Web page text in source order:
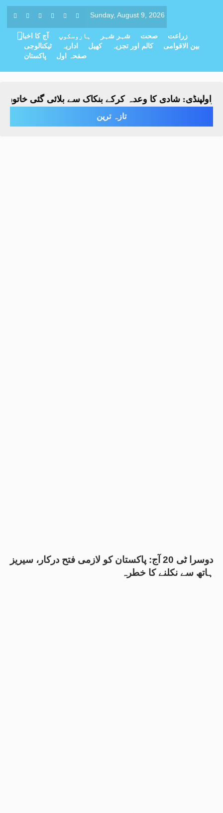
Sunday, August 9, 2026
آج کا اخبار ہاروسکوپ شہر شہر صحت
زراعت
ٹیکنالوجی
اداریہ کھیل کالم اور تجزیہ
بین الاقوامی
پاکستان
صفحہ اول
شادی کا وعدہ کرکے بنکاک سے بلائی گئی خاتون سے
تازہ ترین
دوسرا ٹی 20 آج: پاکستان کو لازمی فتح درکار، سیریز
ہاتھ سے نکلنے کا خطرہ